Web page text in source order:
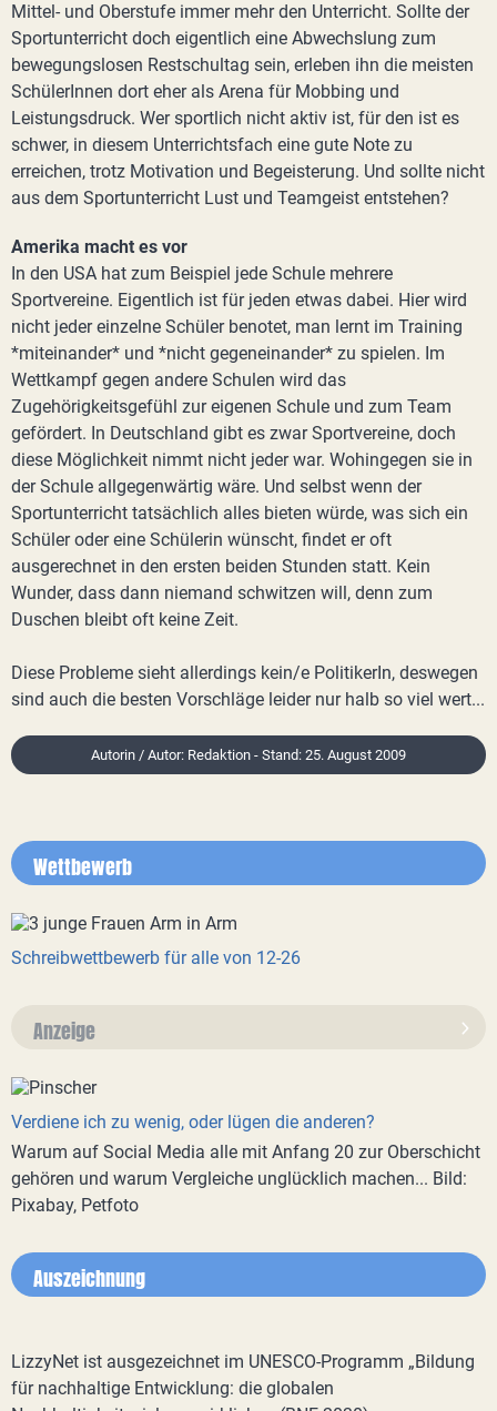
Mittel- und Oberstufe immer mehr den Unterricht. Sollte der
Sportunterricht doch eigentlich eine Abwechslung zum
bewegungslosen Restschultag sein, erleben ihn die meisten
SchülerInnen dort eher als Arena für Mobbing und
Leistungsdruck. Wer sportlich nicht aktiv ist, für den ist es
schwer, in diesem Unterrichtsfach eine gute Note zu
erreichen, trotz Motivation und Begeisterung. Und sollte nicht
aus dem Sportunterricht Lust und Teamgeist entstehen?
Amerika macht es vor
In den USA hat zum Beispiel jede Schule mehrere
Sportvereine. Eigentlich ist für jeden etwas dabei. Hier wird
nicht jeder einzelne Schüler benotet, man lernt im Training
*miteinander* und *nicht gegeneinander* zu spielen. Im
Wettkampf gegen andere Schulen wird das
Zugehörigkeitsgefühl zur eigenen Schule und zum Team
gefördert. In Deutschland gibt es zwar Sportvereine, doch
diese Möglichkeit nimmt nicht jeder war. Wohingegen sie in
der Schule allgegenwärtig wäre. Und selbst wenn der
Sportunterricht tatsächlich alles bieten würde, was sich ein
Schüler oder eine Schülerin wünscht, findet er oft
ausgerechnet in den ersten beiden Stunden statt. Kein
Wunder, dass dann niemand schwitzen will, denn zum
Duschen bleibt oft keine Zeit.
Diese Probleme sieht allerdings kein/e PolitikerIn, deswegen
sind auch die besten Vorschläge leider nur halb so viel wert...
Autorin / Autor: Redaktion - Stand: 25. August 2009
Wettbewerb
Schreibwettbewerb für alle von 12-26
Anzeige
Verdiene ich zu wenig, oder lügen die anderen?
Warum auf Social Media alle mit Anfang 20 zur Oberschicht
gehören und warum Vergleiche unglücklich machen... Bild:
Pixabay, Petfoto
Auszeichnung
LizzyNet ist ausgezeichnet im UNESCO-Programm „Bildung
für nachhaltige Entwicklung: die globalen